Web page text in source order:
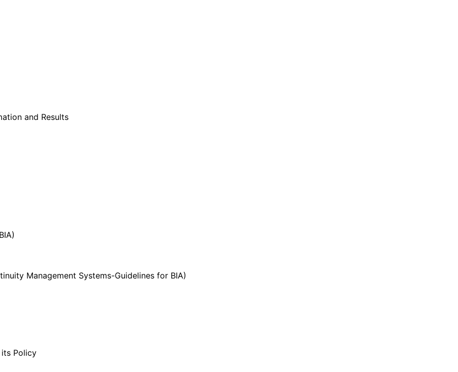
and Results
Management Systems-Guidelines for BIA)
its Policy